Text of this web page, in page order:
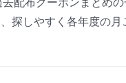
探しやすく各年度の月